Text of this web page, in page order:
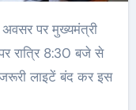
रात्रि 8:30 बजे से
लाइटें बंद कर इस